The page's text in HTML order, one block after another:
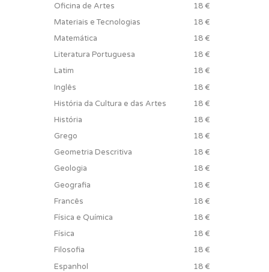
Oficina de Artes
18 €
Materiais e Tecnologias
18 €
Matemática
18 €
Literatura Portuguesa
18 €
Latim
18 €
Inglês
18 €
História da Cultura e das Artes
18 €
História
18 €
Grego
18 €
Geometria Descritiva
18 €
Geologia
18 €
Geografia
18 €
Francês
18 €
Física e Química
18 €
Física
18 €
Filosofia
18 €
Espanhol
18 €